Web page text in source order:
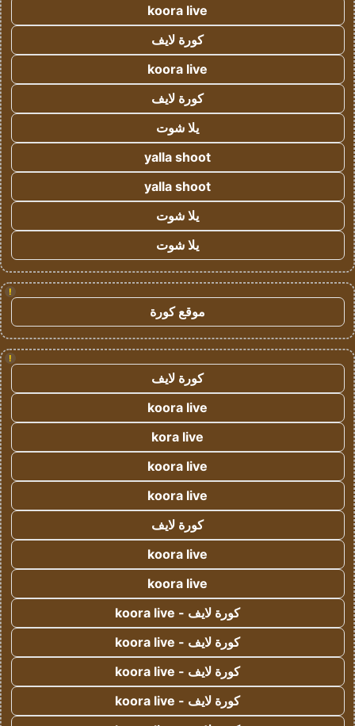
koora live
كورة لايف
koora live
كورة لايف
يلا شوت
yalla shoot
yalla shoot
يلا شوت
يلا شوت
!
موقع كورة
!
كورة لايف
koora live
kora live
koora live
koora live
كورة لايف
koora live
koora live
كورة لايف - koora live
كورة لايف - koora live
كورة لايف - koora live
كورة لايف - koora live